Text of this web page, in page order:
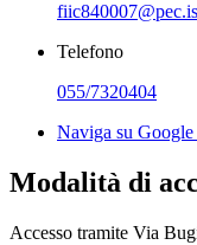
Telefono
055/7320404
Naviga su
Modalità di
Accesso tramite Via